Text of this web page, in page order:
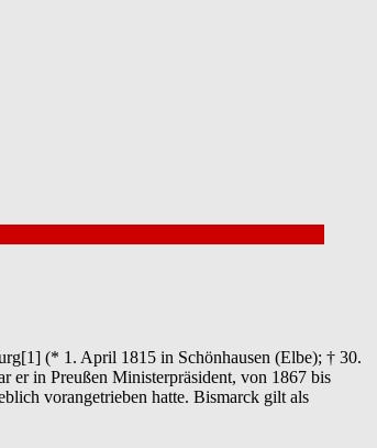
(* 1. April 1815 in Schönhausen (Elbe); † 30.
er in Preußen Ministerpräsident, von 1867 bis
vorangetrieben hatte. Bismarck gilt als